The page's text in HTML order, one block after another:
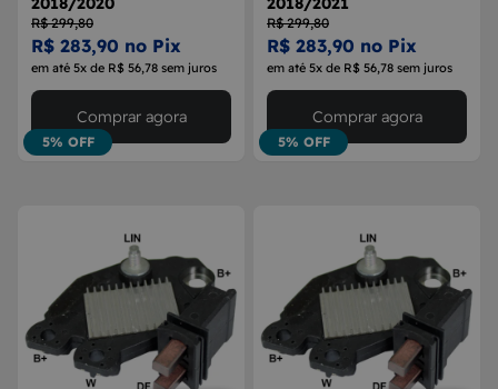
R$ 299,80
R$ 283,90 no Pix
em até 5x de R$ 56,78 sem juros
5% OFF
Comprar agora
R$ 299,80
R$ 283,90 no Pix
em até 5x de R$ 56,78 sem juros
5% OFF
Comprar agora